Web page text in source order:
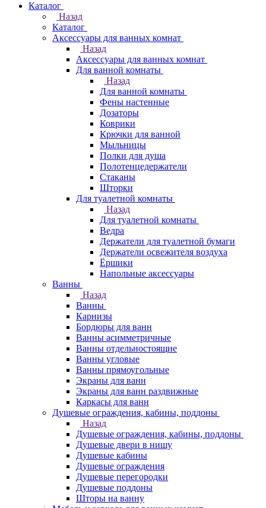
Каталог
Назад
Каталог
Аксессуары для ванных комнат
Назад
Аксессуары для ванных комнат
Для ванной комнаты
Назад
Для ванной комнаты
Фены настенные
Дозаторы
Коврики
Крючки для ванной
Мыльницы
Полки для душа
Полотенцедержатели
Стаканы
Шторки
Для туалетной комнаты
Назад
Для туалетной комнаты
Ведра
Держатели для туалетной бумаги
Держатели освежителя воздуха
Ёршики
Напольные аксессуары
Ванны
Назад
Ванны
Карнизы
Бордюры для ванн
Ванны асимметричные
Ванны отдельностоящие
Ванны угловые
Ванны прямоугольные
Экраны для ванн
Экраны для ванн раздвижные
Каркасы для ванн
Душевые ограждения, кабины, поддоны
Назад
Душевые ограждения, кабины, поддоны
Душевые двери в нишу
Душевые кабины
Душевые ограждения
Душевые перегородки
Душевые поддоны
Шторы на ванну